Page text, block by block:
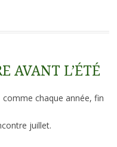
AVANT L’ÉTÉ
comme chaque année, fin
juillet.